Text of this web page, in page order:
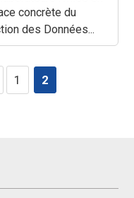
concrète du
des Données...
1 2